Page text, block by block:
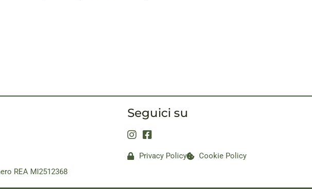
REA MI2512368
Seguici su
Privacy Policy Cookie Policy